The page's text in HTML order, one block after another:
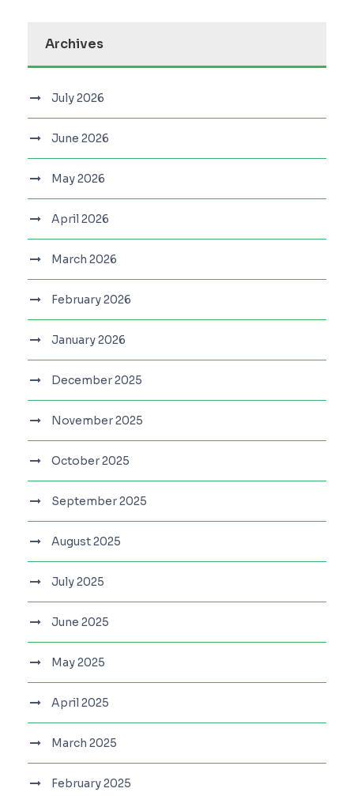
Archives
July 2026
June 2026
May 2026
April 2026
March 2026
February 2026
January 2026
December 2025
November 2025
October 2025
September 2025
August 2025
July 2025
June 2025
May 2025
April 2025
March 2025
February 2025